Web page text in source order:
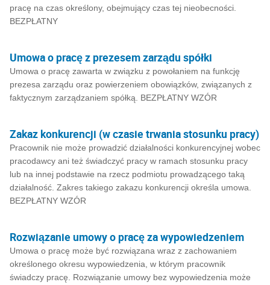
pracę na czas określony, obejmujący czas tej nieobecności.
BEZPŁATNY
Umowa o pracę z prezesem zarządu spółki
Umowa o pracę zawarta w związku z powołaniem na funkcję
prezesa zarządu oraz powierzeniem obowiązków, związanych z
faktycznym zarządzaniem spółką. BEZPŁATNY WZÓR
Zakaz konkurencji (w czasie trwania stosunku pracy)
Pracownik nie może prowadzić działalności konkurencyjnej wobec
pracodawcy ani też świadczyć pracy w ramach stosunku pracy
lub na innej podstawie na rzecz podmiotu prowadzącego taką
działalność. Zakres takiego zakazu konkurencji określa umowa.
BEZPŁATNY WZÓR
Rozwiązanie umowy o pracę za wypowiedzeniem
Umowa o pracę może być rozwiązana wraz z zachowaniem
określonego okresu wypowiedzenia, w którym pracownik
świadczy pracę. Rozwiązanie umowy bez wypowiedzenia może